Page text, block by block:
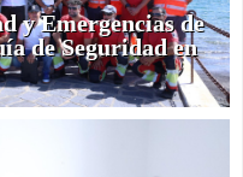
y Emergencias de
de Seguridad en